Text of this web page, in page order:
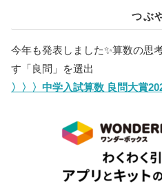
つぶ
今年も発表しました✨️算数の思
す「良問」を選出
〉〉〉中学入試算数 良問大賞